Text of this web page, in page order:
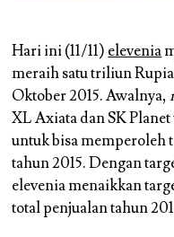
Hari ini (11/11) elevenia
meraih satu triliun
Oktober 2015. Awalnya,
XL Axiata dan SK
untuk bisa memperoleh
tahun 2015. Dengan
elevenia menaikkan
total penjualan tahun